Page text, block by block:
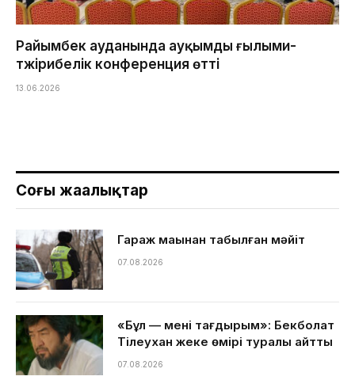
Райымбек ауданында ауқымды ғылыми-
тәжірибелік конференция өтті
13.06.2026
Соңғы жаңалықтар
Гараж маңынан табылған мәйіт
07.08.2026
«Бұл — менің тағдырым»: Бекболат
Тілеухан жеке өмірі туралы айтты
07.08.2026